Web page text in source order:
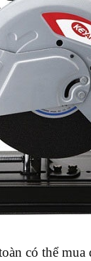
có thể mua